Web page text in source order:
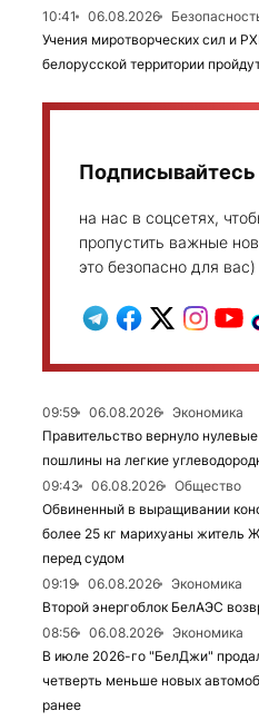
10:41
06.08.2026
Учения миротворческих сил и
белорусской территории
Подписывайтесь
на нас в соцсетях,
пропустить важные
это безопасно для вас)
09:59 06.08.2026
Экономика
Правительство вернуло
пошлины на легкие
09:43
06.08.2026
Общество
Обвиненный в выращивании
более 25 кг марихуаны житель
перед судом
09:19
06.08.2026
Экономика
Второй энергоблок БелАЭС
08:56
06.08.2026
Экономика
В июле 2026-го "БелДжи"
четверть меньше новых
ранее